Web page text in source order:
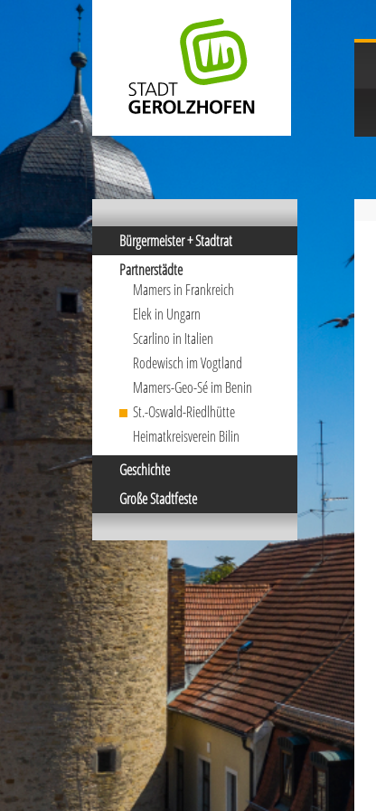
Bürgermeister + Stadtrat
Partnerstädte
Mamers in Frankreich
Elek in Ungarn
Scarlino in Italien
Rodewisch im Vogtland
Mamers-Geo-Sé im Benin
St.-Oswald-Riedlhütte
Heimatkreisverein Bilin
Geschichte
Große Stadtfeste